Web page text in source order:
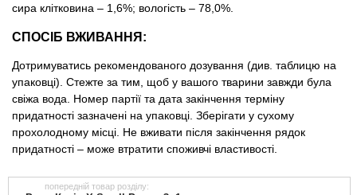
сира клітковина – 1,6%; вологість – 78,0%.
СПОСІБ ВЖИВАННЯ:
Дотримуватись рекомендованого дозування (див. таблицю на
упаковці). Стежте за тим, щоб у вашого тварини завжди була
свіжа вода. Номер партії та дата закінчення терміну
придатності зазначені на упаковці. Зберігати у сухому
прохолодному мiсцi. Не вживати після закінчення рядок
придатності – може втратити споживчі властивості.
попередній товар розділу: